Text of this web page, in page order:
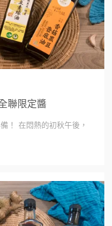
聯限定醬
！ 在悶熱的初秋午後，